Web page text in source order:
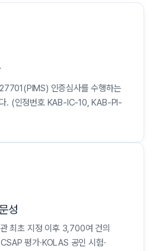
인증심사를 수행하는
. (인정번호 KAB-IC-10, KAB-PI-
성
최초 지정 이후 3,700여 건의
평가·KOLAS 공인 시험·